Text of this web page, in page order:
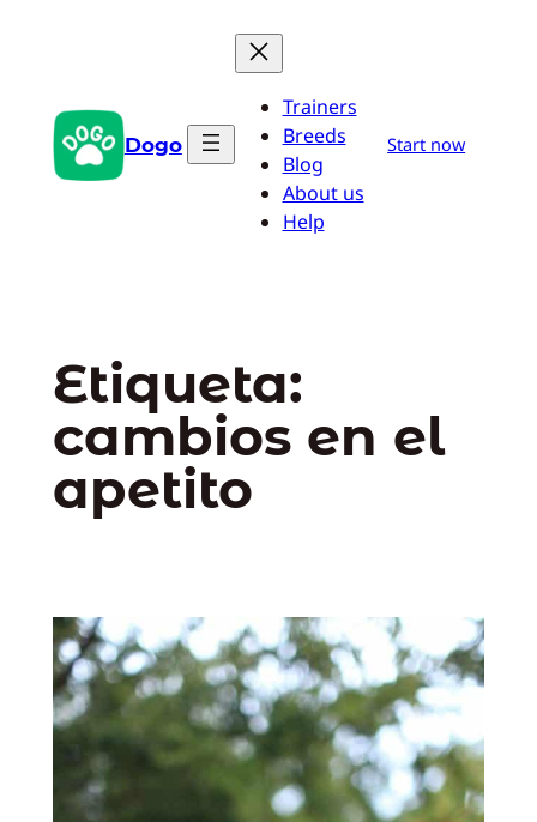
Dogo
Trainers
Breeds
Blog
About us
Help
Start now
Etiqueta:
cambios en el
apetito